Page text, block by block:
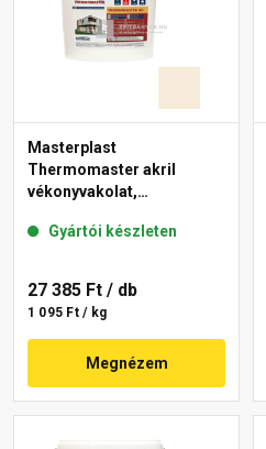
Masterplast
Thermomaster akril
vékonyvakolat,
48-F 25 kg
Gyártói készleten
27 385 Ft / db
1 095 Ft / kg
Megnézem